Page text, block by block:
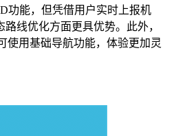
功能，但凭借用户实时上报机
线优化方面更具优势。此外，
使用基础导航功能，体验更加灵